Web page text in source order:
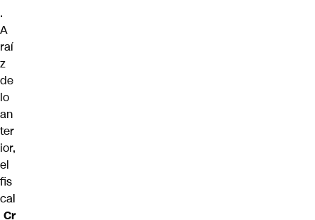
.
A
raí
z
de
lo
an
ter
ior,
el
fis
cal
Cr